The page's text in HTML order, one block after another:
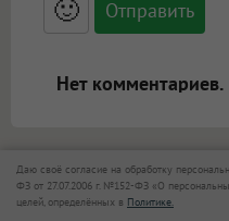
адреса URL
ссылками, и
🙂
Нет комментариев.
Даю своё согласие на обработку
ФЗ от 27.07.2006 г. №152-ФЗ «О
целей, определённых в Политике.